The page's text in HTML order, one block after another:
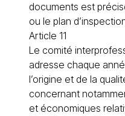
documents est
ou le plan
Article 11
Le comité
adresse chaque
l’origine et de la
concernant
et économiques